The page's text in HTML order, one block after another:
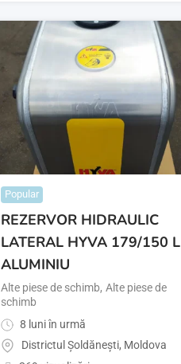
Popular
REZERVOR HIDRAULIC
LATERAL HYVA 179/150 L
ALUMINIU
Alte piese de schimb, Alte piese de
schimb
8 luni în urmă
Districtul Șoldănești, Moldova